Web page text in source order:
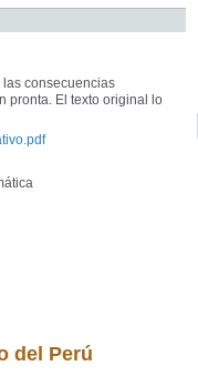
las consecuencias
pronta. El texto original lo
del Perú